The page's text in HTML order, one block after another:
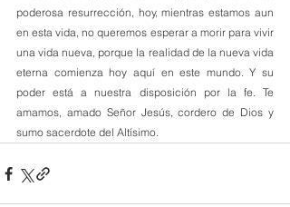
poderosa resurrección, hoy, mientras estamos aun
en esta vida, no queremos esperar a morir para vivir
una vida nueva, porque la realidad de la nueva vida
eterna comienza hoy aquí en este mundo. Y su
poder está a nuestra disposición por la fe. Te
amamos, amado Señor Jesús, cordero de Dios y
sumo sacerdote del Altísimo.